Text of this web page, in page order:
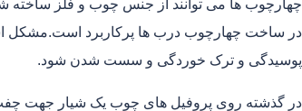
چهارچوب ها می توانند از جنس چوب و فلز ساخته
در ساخت چهارچوب درب ها پرکاربرد است.مشکل
پوسیدگی و ترک خوردگی و سست شدن شود.
در گذشته روی پروفیل های چوب یک شیار جهت